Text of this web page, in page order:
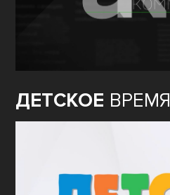
ДЕТСКОЕ ВРЕМЯ